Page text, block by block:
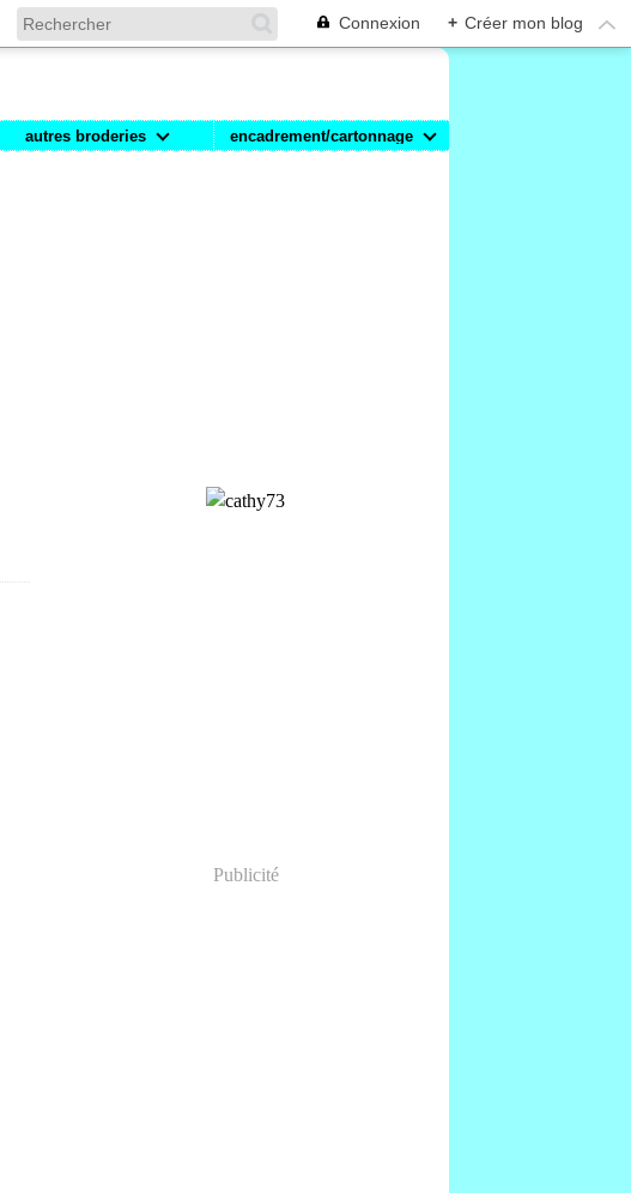
Connexion + Créer mon blog
autres broderies encadrement/cartonnage
Publicité